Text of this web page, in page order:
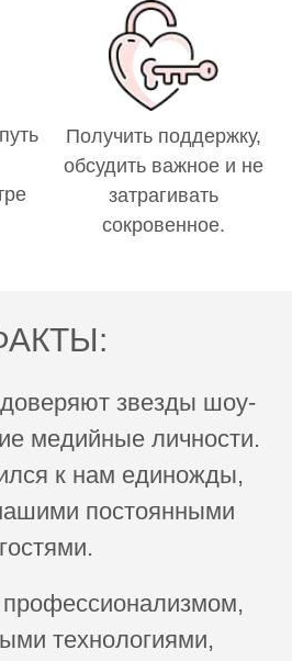
Получить поддержку,
обсудить важное и не
затрагивать
сокровенное.
звезды шоу-
медийные личности.
к нам единожды,
постоянными
гостями.
технологиями,